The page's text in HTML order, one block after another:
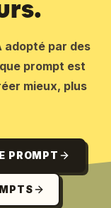
adopté par des
prompt est
mieux, plus
PROMPT